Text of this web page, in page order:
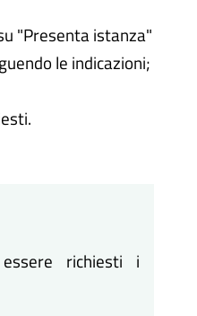
"Presenta istanza"
le indicazioni;
richiesti i